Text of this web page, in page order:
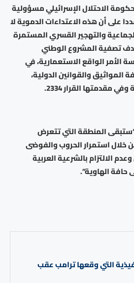
الاحتلال الإسرائيلي مسؤولية
على أن هذه الاعتداءات الدموية لا
والتهجير القسري المستمرة
تصفية المشروع الوطني
الواقع الاستعمارية، في
المواثيق والقوانين الدولية،
مقدمتها القرار 2334.
المنطقة التي تتعرض
خلال استمرار الحروب والفوضى
الالتزام بالشرعية العربية
حافة الهاوية”.
التي وقعها ترامب عقب